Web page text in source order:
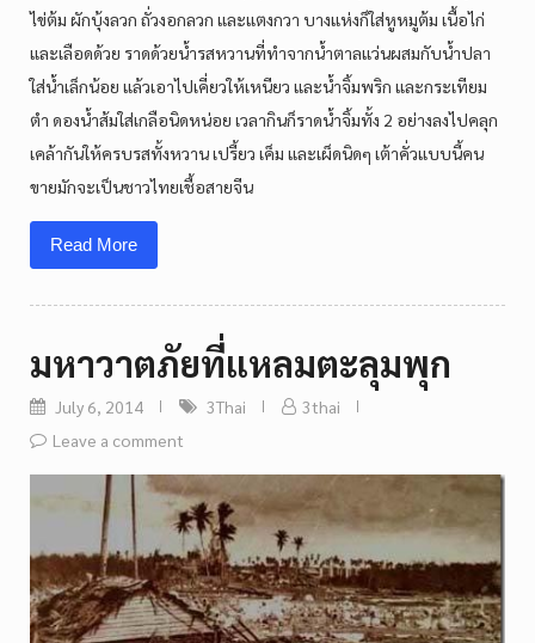
ไข่ต้ม ผักบุ้งลวก ถั่วงอกลวก และแตงกวา บางแห่งก็ใส่หูหมูต้ม เนื้อไก่
และเลือดด้วย ราดด้วยน้ำรสหวานที่ทำจากน้ำตาลแว่นผสมกับน้ำปลา
ใส่น้ำเล็กน้อย แล้วเอาไปเคี่ยวให้เหนียว และน้ำจิ้มพริก และกระเทียม
ตำ ดองน้ำส้มใส่เกลือนิดหน่อย เวลากินก็ราดน้ำจิ้มทั้ง 2 อย่างลงไปคลุก
เคล้ากันให้ครบรสทั้งหวาน เปรี้ยว เค็ม และเผ็ดนิดๆ เต้าคั่วแบบนี้คน
ขายมักจะเป็นชาวไทยเชื้อสายจีน
Read More
มหาวาตภัยที่แหลมตะลุมพุก
July 6, 2014 3Thai
3thai
Leave a comment